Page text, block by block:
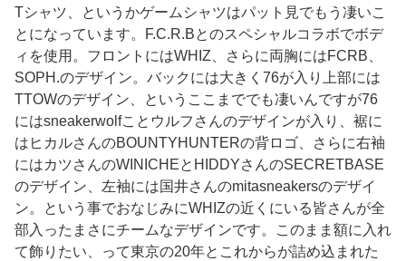
Tシャツ、というかゲームシャツはパット見でもう凄いこ
とになっています。F.C.R.Bとのスペシャルコラボでボデ
ィを使用。フロントにはWHIZ、さらに両胸にはFCRB、
SOPH.のデザイン。バックには大きく76が入り上部には
TTOWのデザイン、というここまででも凄いんですが76
にはsneakerwolfことウルフさんのデザインが入り、裾に
はヒカルさんのBOUNTYHUNTERの背ロゴ、さらに右袖
にはカツさんのWINICHEとHIDDYさんのSECRETBASE
のデザイン、左袖には国井さんのmitasneakersのデザイ
ン。という事でおなじみにWHIZの近くにいる皆さんが全
部入ったまさにチームなデザインです。このまま額に入れ
て飾りたい、って東京の20年とこれからが詰め込まれた